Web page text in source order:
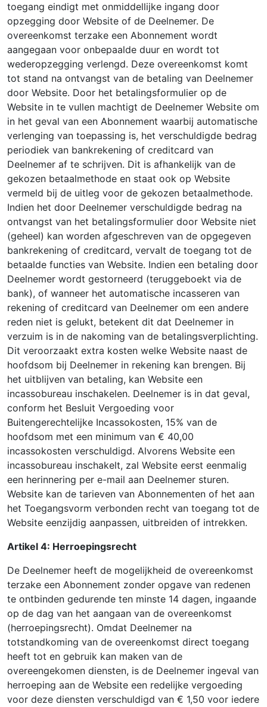
toegang eindigt met onmiddellijke ingang door
opzegging door Website of de Deelnemer. De
overeenkomst terzake een Abonnement wordt
aangegaan voor onbepaalde duur en wordt tot
wederopzegging verlengd. Deze overeenkomst komt
tot stand na ontvangst van de betaling van Deelnemer
door Website. Door het betalingsformulier op de
Website in te vullen machtigt de Deelnemer Website om
in het geval van een Abonnement waarbij automatische
verlenging van toepassing is, het verschuldigde bedrag
periodiek van bankrekening of creditcard van
Deelnemer af te schrijven. Dit is afhankelijk van de
gekozen betaalmethode en staat ook op Website
vermeld bij de uitleg voor de gekozen betaalmethode.
Indien het door Deelnemer verschuldigde bedrag na
ontvangst van het betalingsformulier door Website niet
(geheel) kan worden afgeschreven van de opgegeven
bankrekening of creditcard, vervalt de toegang tot de
betaalde functies van Website. Indien een betaling door
Deelnemer wordt gestorneerd (teruggeboekt via de
bank), of wanneer het automatische incasseren van
rekening of creditcard van Deelnemer om een andere
reden niet is gelukt, betekent dit dat Deelnemer in
verzuim is in de nakoming van de betalingsverplichting.
Dit veroorzaakt extra kosten welke Website naast de
hoofdsom bij Deelnemer in rekening kan brengen. Bij
het uitblijven van betaling, kan Website een
incassobureau inschakelen. Deelnemer is in dat geval,
conform het Besluit Vergoeding voor
Buitengerechtelijke Incassokosten, 15% van de
hoofdsom met een minimum van € 40,00
incassokosten verschuldigd. Alvorens Website een
incassobureau inschakelt, zal Website eerst eenmalig
een herinnering per e-mail aan Deelnemer sturen.
Website kan de tarieven van Abonnementen of het aan
het Toegangsvorm verbonden recht van toegang tot de
Website eenzijdig aanpassen, uitbreiden of intrekken.
Artikel 4: Herroepingsrecht
De Deelnemer heeft de mogelijkheid de overeenkomst
terzake een Abonnement zonder opgave van redenen
te ontbinden gedurende ten minste 14 dagen, ingaande
op de dag van het aangaan van de overeenkomst
(herroepingsrecht). Omdat Deelnemer na
totstandkoming van de overeenkomst direct toegang
heeft tot en gebruik kan maken van de
overeengekomen diensten, is de Deelnemer ingeval van
herroeping aan de Website een redelijke vergoeding
voor deze diensten verschuldigd van € 1,50 voor iedere